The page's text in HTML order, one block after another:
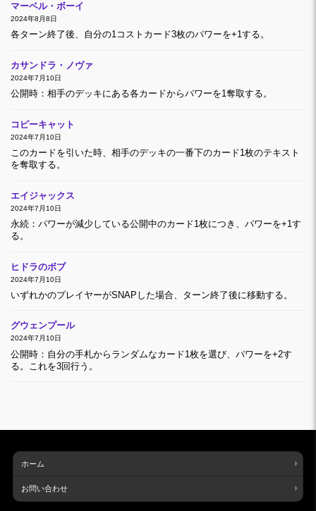
マーベル・ボーイ
2024年8月8日
各ターン終了後、自分の1コストカード3枚のパワーを+1する。
カサンドラ・ノヴァ
2024年7月10日
公開時：相手のデッキにある各カードからパワーを1奪取する。
コピーキャット
2024年7月10日
このカードを引いた時、相手のデッキの一番下のカード1枚のテキスト
を奪取する。
エイジャックス
2024年7月10日
永続：パワーが減少している公開中のカード1枚につき、パワーを+1す
る。
ヒドラのボブ
2024年7月10日
いずれかのプレイヤーがSNAPした場合、ターン終了後に移動する。
グウェンプール
2024年7月10日
公開時：自分の手札からランダムなカード1枚を選び、パワーを+2す
る。これを3回行う。
ホーム
お問い合わせ